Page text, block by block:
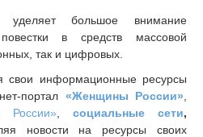
большое внимание
в средств массовой
так и цифровых.
свои информационные ресурсы
портал «Женщины России»
социальные сети,
новости на ресурсы своих